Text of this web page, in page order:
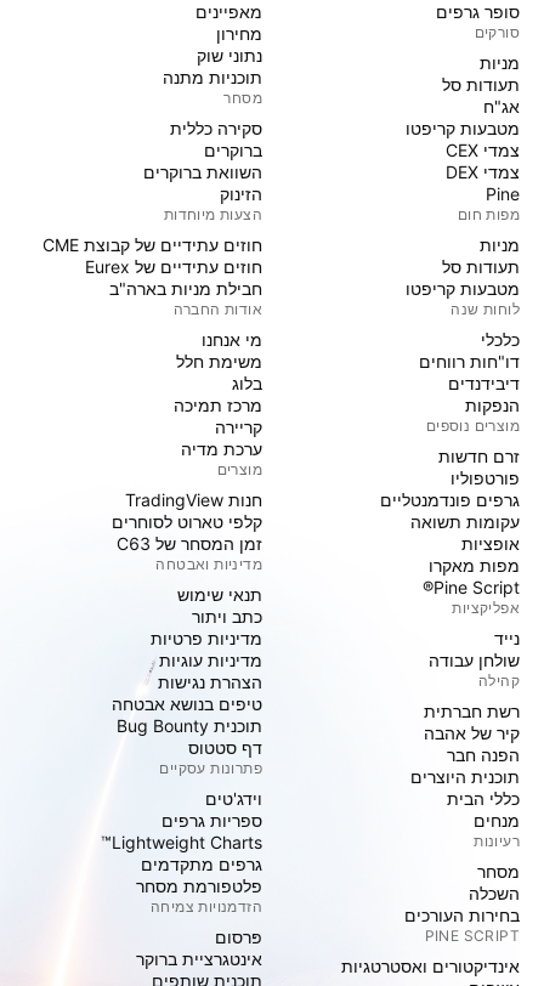
סופר גרפים
סורקים
מניות‏
תעודות סל
אג"ח
מטבעות קריפטו
צמדי CEX
צמדי DEX
Pine
מפות חום
מניות‏
תעודות סל
מטבעות קריפטו
לוחות שנה
כלכלי
דו"חות רווחים
דיבידנדים
הנפקות
מוצרים נוספים
זרם חדשות
פורטפוליו
גרפים פונדמנטליים
עקומות תשואה
אופציות
מפות מאקרו
Pine Script®
אפליקציות
נייד
שולחן עבודה
קהילה
רשת חברתית
קיר של אהבה
הפנה חבר
תוכנית היוצרים
כללי הבית
מנחים
רעיונות
מסחר
השכלה
בחירות העורכים
PINE SCRIPT
אינדיקטורים ואסטרטגיות
מאפיינים
מחירון
נתוני שוק
תוכניות מתנה
מסחר
סקירה כללית
ברוקרים
השוואת ברוקרים
הזינוק
הצעות מיוחדות
חוזים עתידיים של קבוצת CME
חוזים עתידיים של Eurex
חבילת מניות בארה"ב
אודות החברה
מי אנחנו
משימת חלל
בלוג
מרכז תמיכה
קריירה
ערכת מדיה
מוצרים
חנות TradingView
קלפי טארוט לסוחרים
זמן המסחר של C63
מדיניות ואבטחה
תנאי שימוש
כתב ויתור
מדיניות פרטיות
מדיניות עוגיות
הצהרת נגישות
טיפים בנושא אבטחה
תוכנית Bug Bounty
דף סטטוס
פתרונות עסקיים
וידג'טים
ספריות גרפים
Lightweight Charts™
גרפים מתקדמים
פלטפורמת מסחר
הזדמנויות צמיחה
פּרסום
אינטגרציית ברוקר
תוכנית שותפים